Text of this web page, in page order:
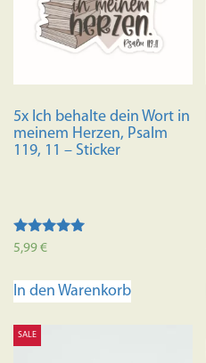
5x Ich behalte dein Wort in
meinem Herzen, Psalm
119, 11 – Sticker
Bewertet mit
5.00
5,99€
In den Warenkorb
SALE